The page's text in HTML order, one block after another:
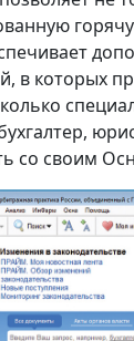
в которых
со своим